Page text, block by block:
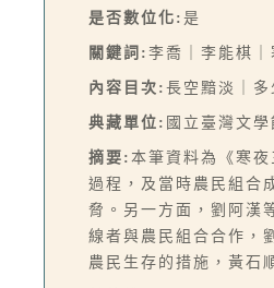
是否數位化: 是
關鍵詞: 李喬｜李能棋
內容目次: 長空黯淡｜
典藏單位: 國立臺灣文學
摘要: 本筆資料為《寒
過程，及當時農民組合
脅。另一方面，劉阿漢
線者與農民組合合作，
農民生存的措施，黃石